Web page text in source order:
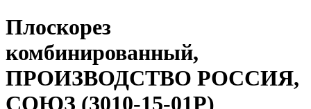
Плоскорез
комбинированный,
ПРОИЗВОДСТВО РОССИЯ,
СОЮЗ (3010-15-01Р)